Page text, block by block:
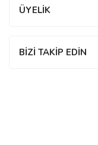
ÜYELİK
BİZİ TAKİP EDİN